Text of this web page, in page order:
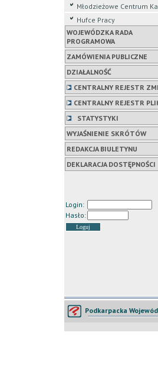
Młodzieżowe Centrum
Hufce Pracy
WOJEWÓDZKA RADA
PROGRAMOWA
ZAMÓWIENIA PUBLICZNE
DZIAŁALNOŚĆ
CENTRALNY REJESTR
CENTRALNY REJESTR
STATYSTYKI
WYJAŚNIENIE SKRÓTÓW
REDAKCJA BIULETYNU
DEKLARACJA DOSTĘPNOŚCI
Login:
Hasło:
Podkarpacka